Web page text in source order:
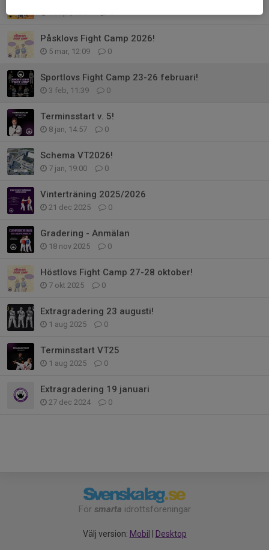
Påsklovs Fight Camp 2026!
5 mar, 12:09 0
Sportlovs Fight Camp 23-26 februari!
3 feb, 11:39 0
Terminsstart v. 5!
8 jan, 14:57 0
Schema VT2026!
7 jan, 19:00 0
Vinterträning 2025/2026
21 dec 2025 0
Gradering - Anmälan
18 nov 2025 0
Höstlovs Fight Camp 27-28 oktober!
7 okt 2025 0
Extragradering 23 augusti!
1 aug 2025 0
Terminsstart VT25
1 aug 2025 0
Extragradering 19 januari
27 dec 2024 0
För smarta idrottsföreningar
Välj version: Mobil | Desktop